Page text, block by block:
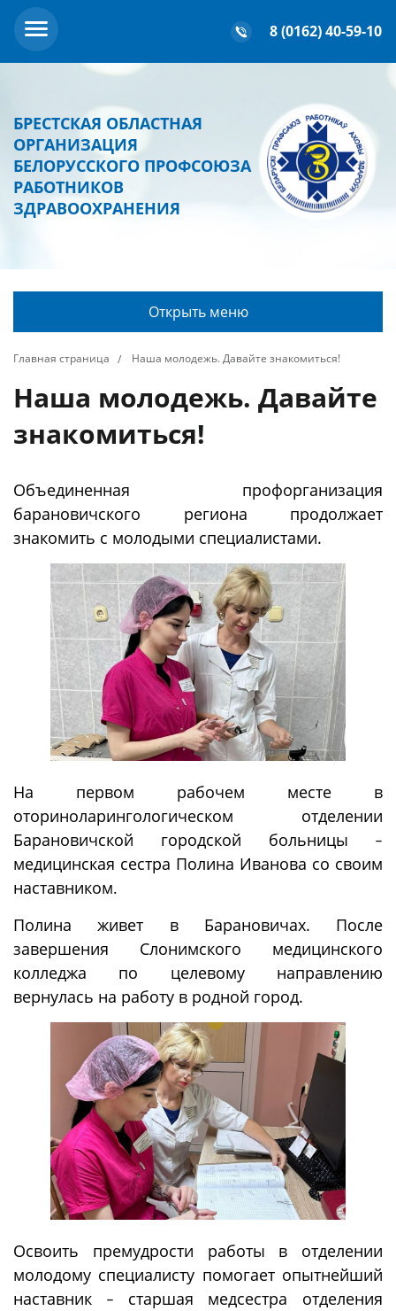
8 (0162) 40-59-10
БРЕСТСКАЯ ОБЛАСТНАЯ
ОРГАНИЗАЦИЯ
БЕЛОРУССКОГО ПРОФСОЮЗА
РАБОТНИКОВ
ЗДРАВООХРАНЕНИЯ
Открыть меню
Главная страница Наша молодежь. Давайте знакомиться!
Наша молодежь. Давайте
знакомиться!
Объединенная профорганизация
барановичского региона продолжает
знакомить с молодыми специалистами.
На первом рабочем месте в
оториноларингологическом отделении
Барановичской городской больницы –
медицинская сестра Полина Иванова со своим
наставником.
Полина живет в Барановичах. После
завершения Слонимского медицинского
колледжа по целевому направлению
вернулась на работу в родной город.
Освоить премудрости работы в отделении
молодому специалисту помогает опытнейший
наставник – старшая медсестра отделения